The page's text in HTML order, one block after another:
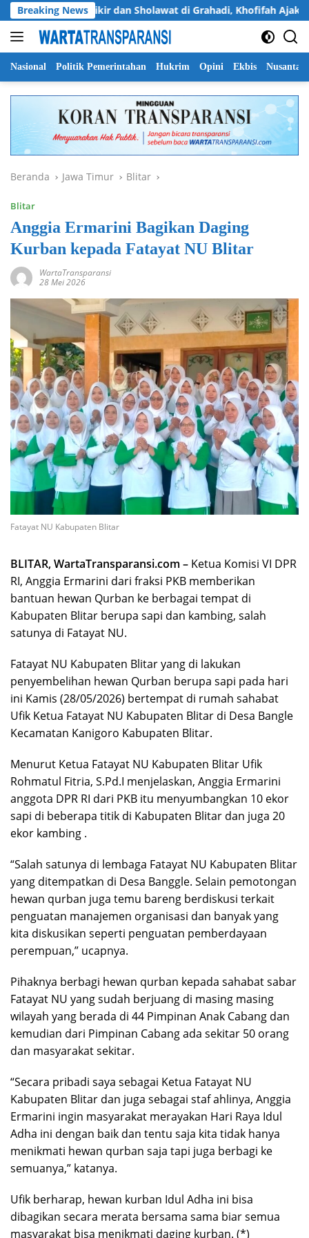
Langsung
ke
konten
Breaking News
Dzikir dan Sholawat di Grahadi, Khofifah Ajak
Nasional Politik Pemerintahan Hukrim Opini Ekbis Nusantara
Beranda Jawa Timur Blitar
Blitar
Anggia Ermarini Bagikan Daging
Kurban kepada Fatayat NU Blitar
WartaTransparansi
28 Mei 2026
Fatayat NU Kabupaten Blitar
BLITAR, WartaTransparansi.com – Ketua Komisi VI DPR
RI, Anggia Ermarini dari fraksi PKB memberikan
bantuan hewan Qurban ke berbagai tempat di
Kabupaten Blitar berupa sapi dan kambing, salah
satunya di Fatayat NU.
Fatayat NU Kabupaten Blitar yang di lakukan
penyembelihan hewan Qurban berupa sapi pada hari
ini Kamis (28/05/2026) bertempat di rumah sahabat
Ufik Ketua Fatayat NU Kabupaten Blitar di Desa Bangle
Kecamatan Kanigoro Kabupaten Blitar.
Menurut Ketua Fatayat NU Kabupaten Blitar Ufik
Rohmatul Fitria, S.Pd.I menjelaskan, Anggia Ermarini
anggota DPR RI dari PKB itu menyumbangkan 10 ekor
sapi di beberapa titik di Kabupaten Blitar dan juga 20
ekor kambing .
“Salah satunya di lembaga Fatayat NU Kabupaten Blitar
yang ditempatkan di Desa Banggle. Selain pemotongan
hewan qurban juga temu bareng berdiskusi terkait
penguatan manajemen organisasi dan banyak yang
kita diskusikan seperti penguatan pemberdayaan
perempuan,” ucapnya.
Pihaknya berbagi hewan qurban kepada sahabat sabar
Fatayat NU yang sudah berjuang di masing masing
wilayah yang berada di 44 Pimpinan Anak Cabang dan
kemudian dari Pimpinan Cabang ada sekitar 50 orang
dan masyarakat sekitar.
“Secara pribadi saya sebagai Ketua Fatayat NU
Kabupaten Blitar dan juga sebagai staf ahlinya, Anggia
Ermarini ingin masyarakat merayakan Hari Raya Idul
Adha ini dengan baik dan tentu saja kita tidak hanya
menikmati hewan qurban saja tapi juga berbagi ke
semuanya,” katanya.
Ufik berharap, hewan kurban Idul Adha ini bisa
dibagikan secara merata bersama sama biar semua
masyarakat bisa menikmati daging kurban. (*)